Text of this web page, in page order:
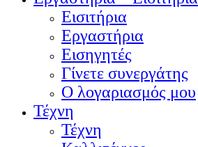
Εισιτήρια
Εργαστήρια
Εισηγητές
Γίνετε συνεργάτης
Ο λογαριασμός μου
Τέχνη
Τέχνη